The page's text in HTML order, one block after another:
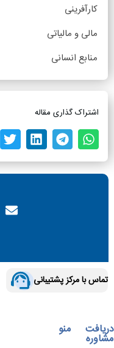
کارآفرینی
مالی و مالیاتی
منابع انسانی
اشتراک گذاری مقاله
تماس با مرکز پشتیبانی
دریافت
مشاوره
منو